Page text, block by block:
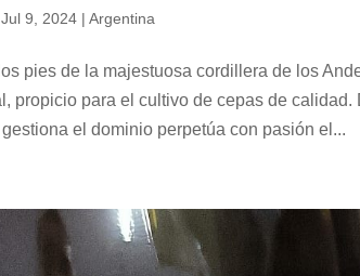
Jul 9, 2024 |Argentina
pies de la majestuosa cordillera de los
propicio para el cultivo de cepas de
el dominio perpetúa con pasión el...